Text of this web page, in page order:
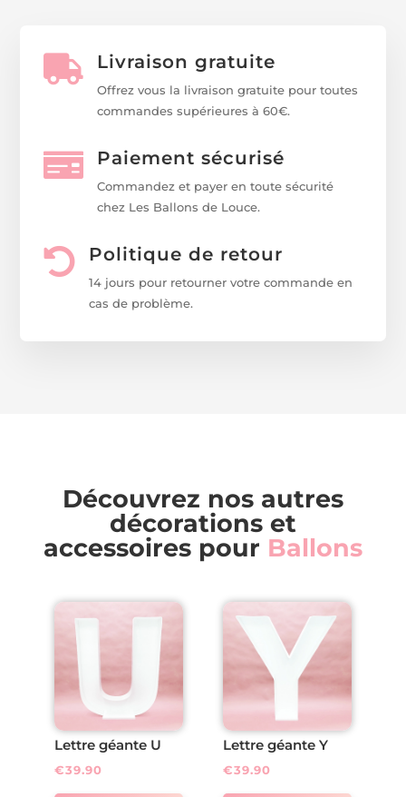
 Livraison gratuite
Offrez vous la livraison gratuite pour toutes
commandes supérieures à 60€.
 Paiement sécurisé
Commandez et payer en toute sécurité
chez Les Ballons de Louce.
 Politique de retour
14 jours pour retourner votre commande en
cas de problème.
Découvrez nos autres
décorations et
accessoires pour Ballons
Lettre géante U
€39.90
Lettre géante Y
€39.90